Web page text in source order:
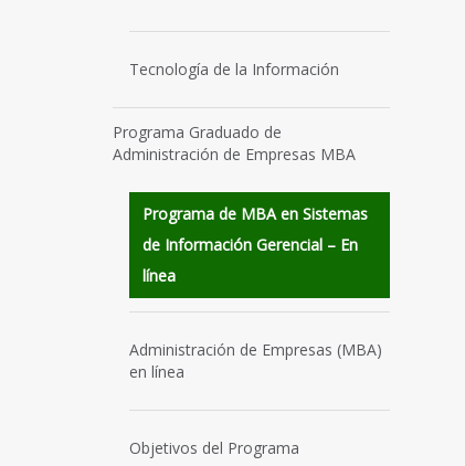
Tecnología de la Información
Programa Graduado de
Administración de Empresas MBA
Programa de MBA en Sistemas
de Información Gerencial – En
línea
Administración de Empresas (MBA)
en línea
Objetivos del Programa